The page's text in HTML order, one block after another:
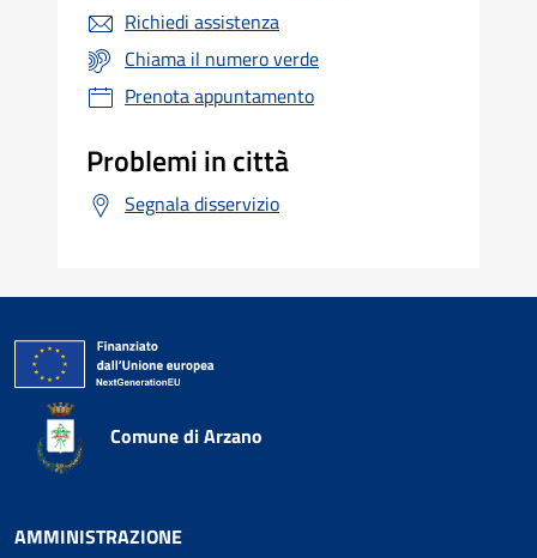
Richiedi assistenza
Chiama il numero verde
Prenota appuntamento
Problemi in città
Segnala disservizio
Comune di Arzano
AMMINISTRAZIONE